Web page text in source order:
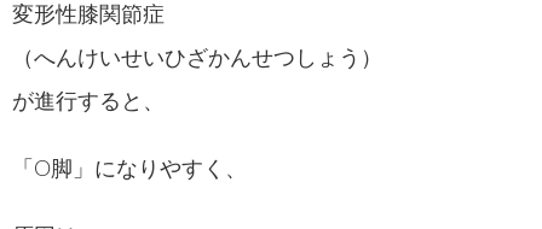
変形性膝関節症
（へんけいせいひざかんせつしょう）
が進行すると、
「O脚」になりやすく、